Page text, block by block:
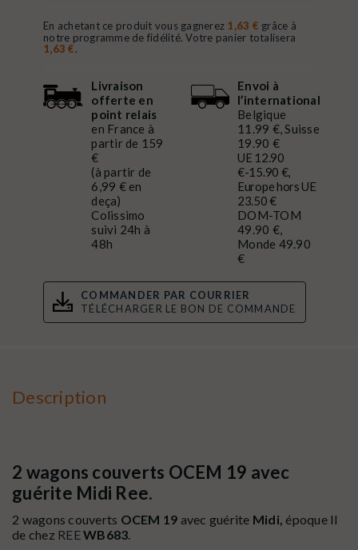
En achetant ce produit vous gagnerez 1,63 € grâce à
notre programme de fidélité. Votre panier totalisera
1,63 €.
Livraison
offerte en
point relais
en France à
partir de 159
€
(à partir de
6,99 € en
deça)
Colissimo
suivi 24h à
48h
Envoi à
l’international
Belgique
11.99 €, Suisse
19.90 €
UE 12.90
€-15.90 €,
Europe hors UE
23.50 €
DOM-TOM
49.90 €,
Monde 49.90
€
COMMANDER PAR COURRIER
TÉLÉCHARGER LE BON DE COMMANDE
Description
2 wagons couverts OCEM 19 avec
guérite Midi Ree.
2 wagons couverts OCEM 19 avec guérite Midi, époque II
de chez REEWB683